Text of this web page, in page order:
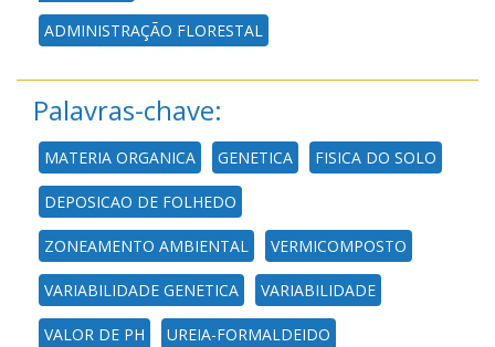
ADMINISTRAÇÃO FLORESTAL
Palavras-chave:
MATERIA ORGANICA GENETICA FISICA DO SOLO
DEPOSICAO DE FOLHEDO
ZONEAMENTO AMBIENTAL VERMICOMPOSTO
VARIABILIDADE GENETICA VARIABILIDADE
VALOR DE PH UREIA-FORMALDEIDO